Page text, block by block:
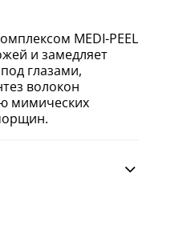
MEDI-PEEL
и замедляет
глазами,
волокон
мимических